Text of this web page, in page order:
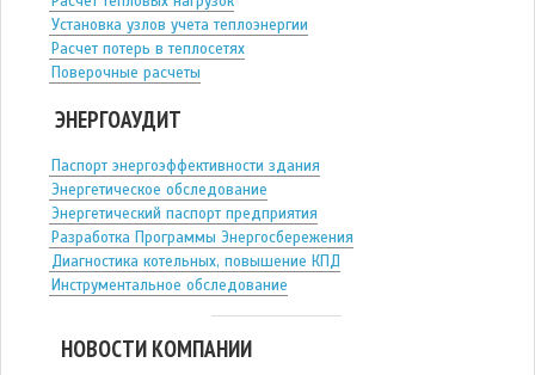
Установка узлов учета теплоэнергии
Расчет потерь в теплосетях
Поверочные расчеты
ЭНЕРГОАУДИТ
Паспорт энергоэффективности здания
Энергетическое обследование
Энергетический паспорт предприятия
Разработка Программы Энергосбережения
Диагностика котельных, повышение КПД
Инструментальное обследование
НОВОСТИ КОМПАНИИ